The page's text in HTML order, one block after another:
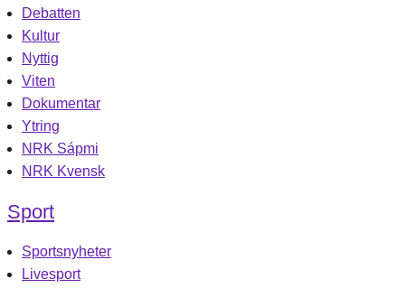
Debatten
Kultur
Nyttig
Viten
Dokumentar
Ytring
NRK Sápmi
NRK Kvensk
Sport
Sportsnyheter
Livesport